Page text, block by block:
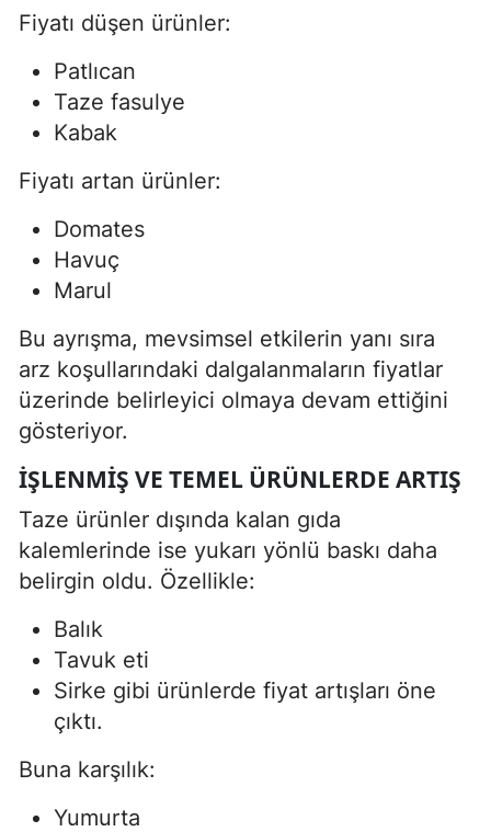
Fiyatı düşen ürünler:
Patlıcan
Taze fasulye
Kabak
Fiyatı artan ürünler:
Domates
Havuç
Marul
Bu ayrışma, mevsimsel etkilerin yanı sıra
arz koşullarındaki dalgalanmaların fiyatlar
üzerinde belirleyici olmaya devam ettiğini
gösteriyor.
İŞLENMIŞ VE TEMEL ÜRÜNLERDE ARTIŞ
Taze ürünler dışında kalan gıda
kalemlerinde ise yukarı yönlü baskı daha
belirgin oldu. Özellikle:
Balık
Tavuk eti
Sirke gibi ürünlerde fiyat artışları öne
çıktı.
Buna karşılık:
Yumurta